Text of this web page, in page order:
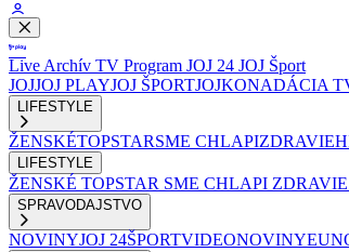
Live Archív TV Program JOJ 24 JOJ Šport
JOJJOJ PLAYJOJ ŠPORTJOJKONADÁCIA
LIFESTYLE
ŽENSKÉTOPSTARSME CHLAPIZDRAVIE
LIFESTYLE
ŽENSKÉ TOPSTAR SME CHLAPI ZDRAVIE
SPRAVODAJSTVO
NOVINYJOJ 24ŠPORTVIDEONOVINY